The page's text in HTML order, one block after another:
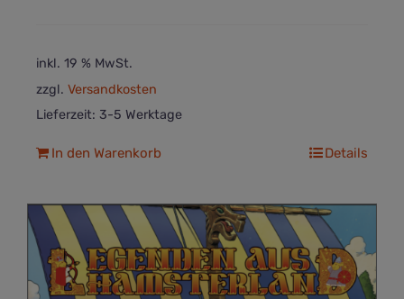
inkl. 19 % MwSt.
zzgl. Versandkosten
Lieferzeit: 3-5 Werktage
In den Warenkorb Details